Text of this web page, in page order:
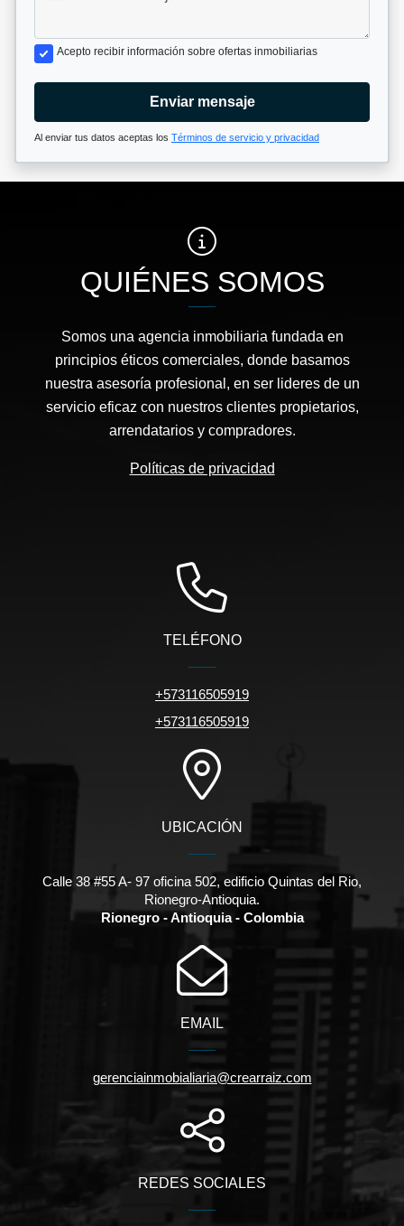
Acepto recibir información sobre ofertas inmobiliarias
Enviar mensaje
Al enviar tus datos aceptas los Términos de servicio y privacidad
QUIÉNES SOMOS
Somos una agencia inmobiliaria fundada en
principios éticos comerciales, donde basamos
nuestra asesoría profesional, en ser lideres de un
servicio eficaz con nuestros clientes propietarios,
arrendatarios y compradores.
Políticas de privacidad
TELÉFONO
+573116505919
+573116505919
UBICACIÓN
Calle 38 #55 A- 97 oficina 502, edificio Quintas del Rio,
Rionegro-Antioquia.
Rionegro - Antioquia - Colombia
EMAIL
gerenciainmobialiaria@crearraiz.com
REDES SOCIALES